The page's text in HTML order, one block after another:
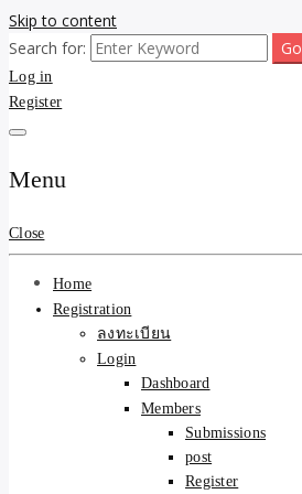
Skip to content
รับจ้างโพสต์ขา
ความคุ้มค่า "ถูก
การันตีงานดี
ขายบ้านไม่ออก ขายสินค้าไม่ได้ บอกเรา! รั
Search for:
Log in
Register
Menu
Close
Home
Registration
ลงทะเบียน
Login
Dashboard
Members
Submissions
post
Register